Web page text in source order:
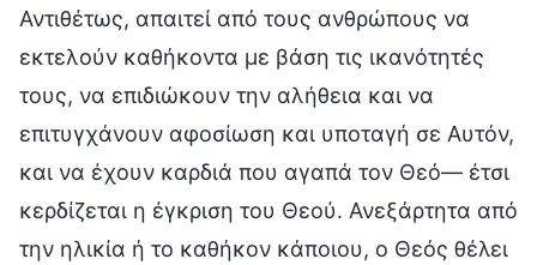
Αντιθέτως, απαιτεί από τους ανθρώπους να
εκτελούν καθήκοντα με βάση τις ικανότητές
τους, να επιδιώκουν την αλήθεια και να
επιτυγχάνουν αφοσίωση και υποταγή σε Αυτόν,
και να έχουν καρδιά που αγαπά τον Θεό— έτσι
κερδίζεται η έγκριση του Θεού. Ανεξάρτητα από
την ηλικία ή το καθήκον κάποιου, ο Θεός θέλει